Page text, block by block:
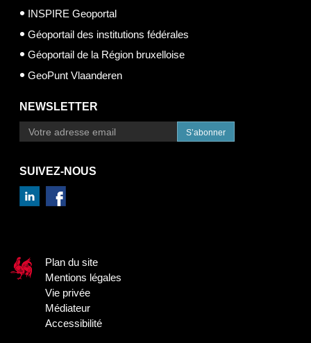
INSPIRE Geoportal
Géoportail des institutions fédérales
Géoportail de la Région bruxelloise
GeoPunt Vlaanderen
NEWSLETTER
S’abonner
SUIVEZ-NOUS
Plan du site
Mentions légales
Vie privée
Médiateur
Accessibilité